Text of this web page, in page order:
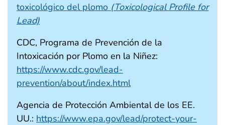
toxicológico del plomo (Toxicological Profile for
Lead)
CDC, Programa de Prevención de la
Intoxicación por Plomo en la Niñez:
https://www.cdc.gov/lead-
prevention/about/index.html
Agencia de Protección Ambiental de los EE.
UU.: https://www.epa.gov/lead/protect-your-